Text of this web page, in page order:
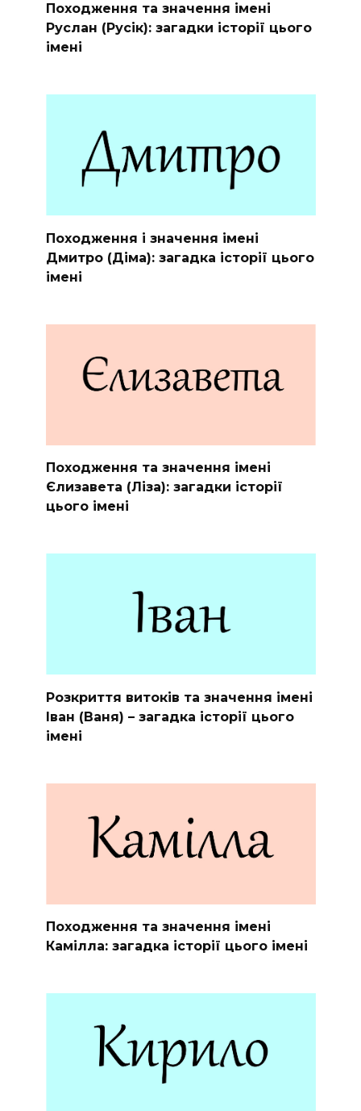
Походження та значення імені
Руслан (Русік): загадки історії цього
імені
Походження і значення імені
Дмитро (Діма): загадка історії цього
імені
Походження та значення імені
Єлизавета (Ліза): загадки історії
цього імені
Розкриття витоків та значення імені
Іван (Ваня) – загадка історії цього
імені
Походження та значення імені
Камілла: загадка історії цього імені